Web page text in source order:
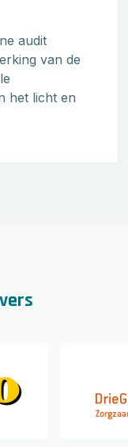
audit
van de
het licht en